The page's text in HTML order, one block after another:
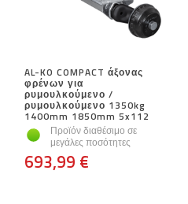
AL-KO COMPACT άξονας
φρένων για
ρυμουλκούμενο /
ρυμουλκούμενο 1350kg
1400mm 1850mm 5x112
Προϊόν διαθέσιμο σε
μεγάλες ποσότητες
693,99 €